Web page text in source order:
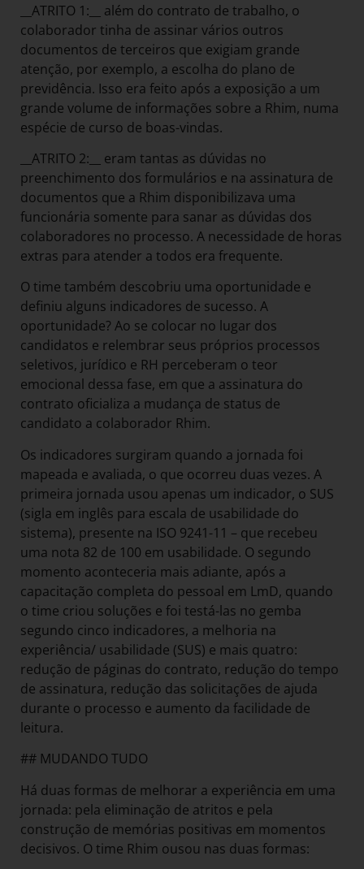
__ATRITO 1:__ além do contrato de trabalho, o
colaborador tinha de assinar vários outros
documentos de terceiros que exigiam grande
atenção, por exemplo, a escolha do plano de
previdência. Isso era feito após a exposição a um
grande volume de informações sobre a Rhim, numa
espécie de curso de boas-vindas.
__ATRITO 2:__ eram tantas as dúvidas no
preenchimento dos formulários e na assinatura de
documentos que a Rhim disponibilizava uma
funcionária somente para sanar as dúvidas dos
colaboradores no processo. A necessidade de horas
extras para atender a todos era frequente.
O time também descobriu uma oportunidade e
definiu alguns indicadores de sucesso. A
oportunidade? Ao se colocar no lugar dos
candidatos e relembrar seus próprios processos
seletivos, jurídico e RH perceberam o teor
emocional dessa fase, em que a assinatura do
contrato oficializa a mudança de status de
candidato a colaborador Rhim.
Os indicadores surgiram quando a jornada foi
mapeada e avaliada, o que ocorreu duas vezes. A
primeira jornada usou apenas um indicador, o SUS
(sigla em inglês para escala de usabilidade do
sistema), presente na ISO 9241-11 – que recebeu
uma nota 82 de 100 em usabilidade. O segundo
momento aconteceria mais adiante, após a
capacitação completa do pessoal em LmD, quando
o time criou soluções e foi testá-las no gemba
segundo cinco indicadores, a melhoria na
experiência/ usabilidade (SUS) e mais quatro:
redução de páginas do contrato, redução do tempo
de assinatura, redução das solicitações de ajuda
durante o processo e aumento da facilidade de
leitura.
## MUDANDO TUDO
Há duas formas de melhorar a experiência em uma
jornada: pela eliminação de atritos e pela
construção de memórias positivas em momentos
decisivos. O time Rhim ousou nas duas formas: